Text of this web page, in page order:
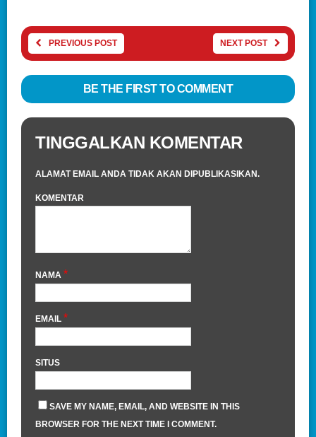
PREVIOUS POST NEXT POST
BE THE FIRST TO COMMENT
TINGGALKAN KOMENTAR
ALAMAT EMAIL ANDA TIDAK AKAN DIPUBLIKASIKAN.
KOMENTAR
NAMA *
EMAIL *
SITUS
SAVE MY NAME, EMAIL, AND WEBSITE IN THIS
BROWSER FOR THE NEXT TIME I COMMENT.